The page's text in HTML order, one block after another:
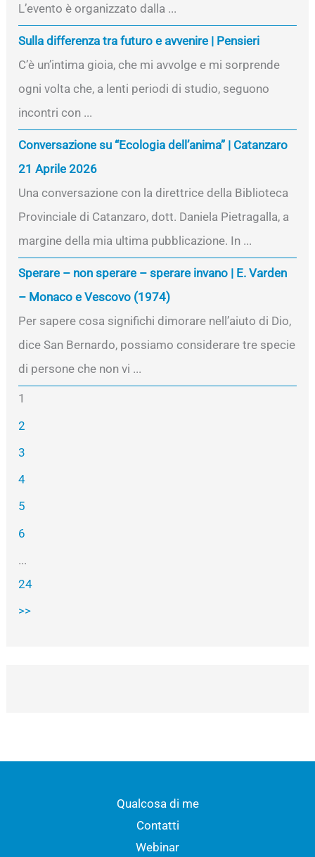
L’evento è organizzato dalla ...
Sulla differenza tra futuro e avvenire | Pensieri
C’è un’intima gioia, che mi avvolge e mi sorprende
ogni volta che, a lenti periodi di studio, seguono
incontri con ...
Conversazione su “Ecologia dell’anima” | Catanzaro
21 Aprile 2026
Una conversazione con la direttrice della Biblioteca
Provinciale di Catanzaro, dott. Daniela Pietragalla, a
margine della mia ultima pubblicazione. In ...
Sperare – non sperare – sperare invano | E. Varden
– Monaco e Vescovo (1974)
Per sapere cosa significhi dimorare nell’aiuto di Dio,
dice San Bernardo, possiamo considerare tre specie
di persone che non vi ...
1
2
3
4
5
6
...
24
>>
Qualcosa di me
Contatti
Webinar